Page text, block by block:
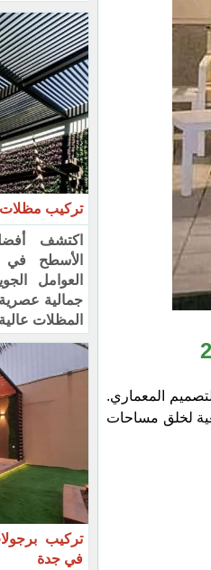
المعماري.
لخلق مساحات
تركيب
اكتشف
الأسطح
العوامل
جمالية
المظلات
تركيب
في جدة